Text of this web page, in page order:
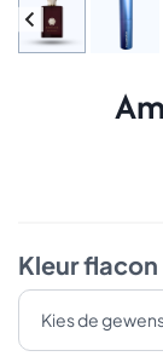
Kleur flacon